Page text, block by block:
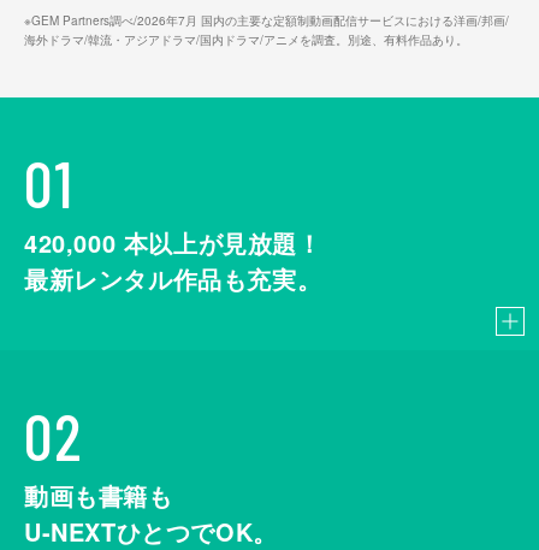
※GEM Partners調べ/2026年7⽉ 国内の主要な定額制動画配信サービスにおける洋画/邦画/
海外ドラマ/韓流・アジアドラマ/国内ドラマ/アニメを調査。別途、有料作品あり。
01
420,000 本以上が見放題！
最新レンタル作品も充実。
02
動画も書籍も
U-NEXTひとつでOK。